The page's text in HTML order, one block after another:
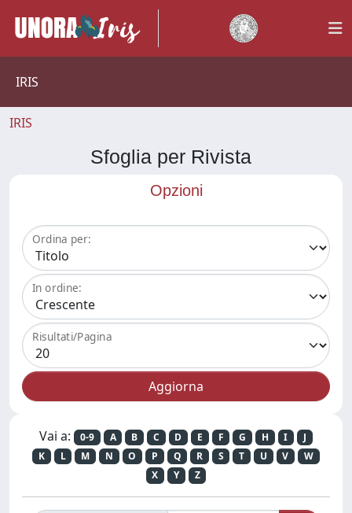
IRIS
IRIS
Sfoglia per Rivista
Opzioni
Ordina per:
In ordine:
Risultati/Pagina
Vai a: 0-9 A B C D E F G H I
J
K
L M N O P Q R S T U V
W
X
Y Z